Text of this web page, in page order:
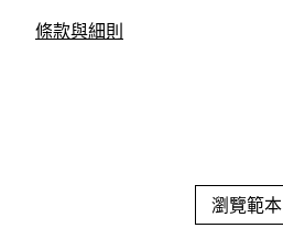
條款與細則
瀏覽範本